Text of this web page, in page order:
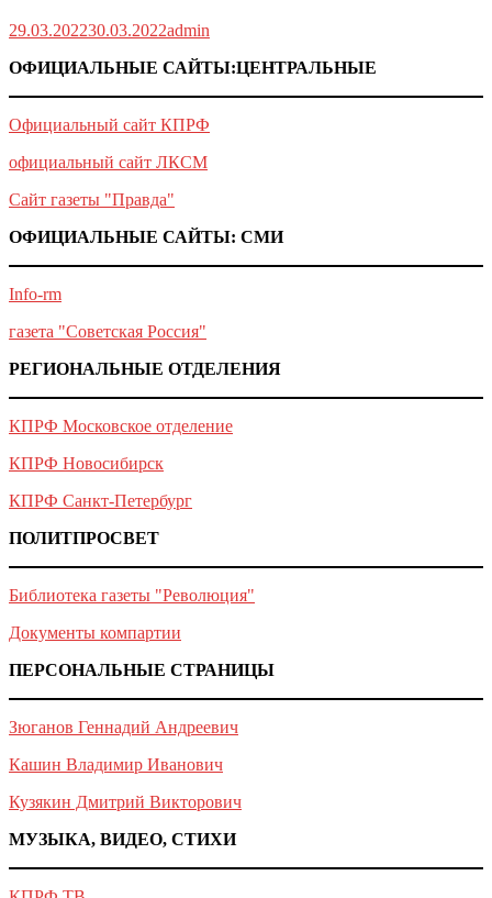
29.03.202230.03.2022admin
ОФИЦИАЛЬНЫЕ САЙТЫ:ЦЕНТРАЛЬНЫЕ
Официальный сайт КПРФ
официальный сайт ЛКСМ
Сайт газеты "Правда"
ОФИЦИАЛЬНЫЕ САЙТЫ: СМИ
Info-rm
газета "Советская Россия"
РЕГИОНАЛЬНЫЕ ОТДЕЛЕНИЯ
КПРФ Московское отделение
КПРФ Новосибирск
КПРФ Санкт-Петербург
ПОЛИТПРОСВЕТ
Библиотека газеты "Революция"
Документы компартии
ПЕРСОНАЛЬНЫЕ СТРАНИЦЫ
Зюганов Геннадий Андреевич
Кашин Владимир Иванович
Кузякин Дмитрий Викторович
МУЗЫКА, ВИДЕО, СТИХИ